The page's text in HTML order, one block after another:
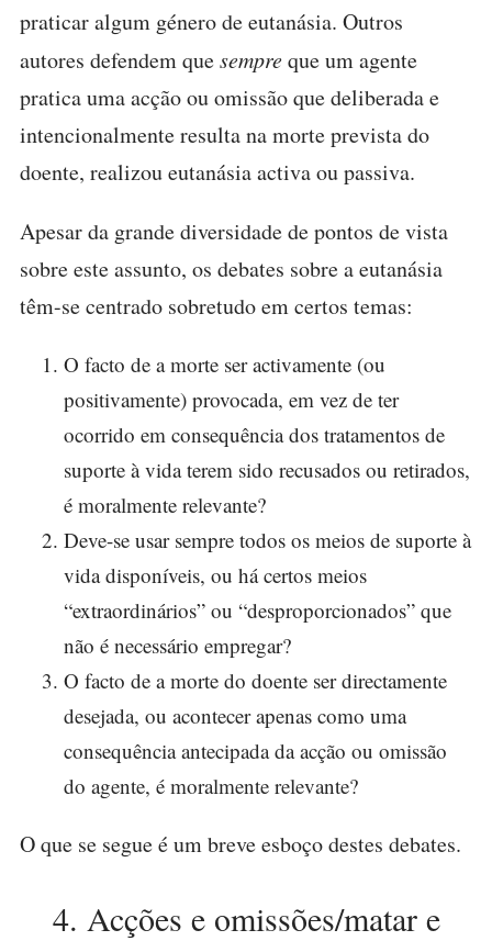
praticar algum género de eutanásia. Outros
autores defendem quesempreque um agente
pratica uma acção ou omissão que deliberada e
intencionalmente resulta na morte prevista do
doente, realizou eutanásia activa ou passiva.
Apesar da grande diversidade de pontos de vista
sobre este assunto, os debates sobre a eutanásia
têm-se centrado sobretudo em certos temas:
O facto de a morte ser activamente (ou
positivamente) provocada, em vez de ter
ocorrido em consequência dos tratamentos de
suporte à vida terem sido recusados ou retirados,
é moralmente relevante?
Deve-se usar sempre todos os meios de suporte à
vida disponíveis, ou há certos meios
“extraordinários” ou “desproporcionados” que
não é necessário empregar?
O facto de a morte do doente ser directamente
desejada, ou acontecer apenas como uma
consequência antecipada da acção ou omissão
do agente, é moralmente relevante?
O que se segue é um breve esboço destes debates.
4. Acções e omissões/matar e